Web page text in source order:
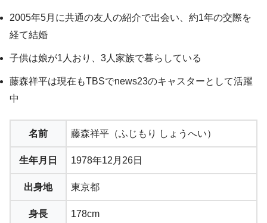
2005年5月に共通の友人の紹介で出会い、約1年の交際を
経て結婚
子供は娘が1人おり、3人家族で暮らしている
藤森祥平は現在もTBSでnews23のキャスターとして活躍
中
名前 藤森祥平（ふじもり しょうへい）
生年月日 1978年12月26日
出身地 東京都
身長 178cm